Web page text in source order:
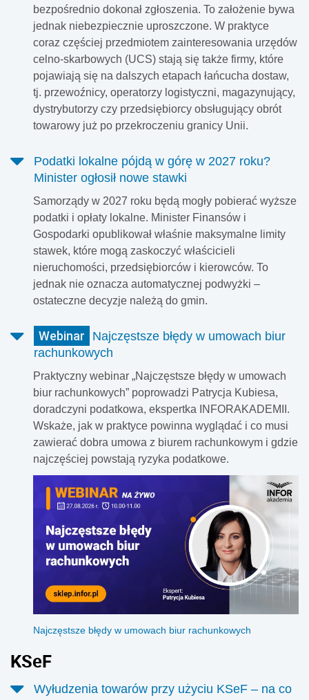
bezpośrednio dokonał zgłoszenia. To założenie bywa
jednak niebezpiecznie uproszczone. W praktyce
coraz częściej przedmiotem zainteresowania urzędów
celno-skarbowych (UCS) stają się także firmy, które
pojawiają się na dalszych etapach łańcucha dostaw,
tj. przewoźnicy, operatorzy logistyczni, magazynujący,
dystrybutorzy czy przedsiębiorcy obsługujący obrót
towarowy już po przekroczeniu granicy Unii.
Podatki lokalne pójdą w górę w 2027 roku?
Minister ogłosił nowe stawki
Samorządy w 2027 roku będą mogły pobierać wyższe
podatki i opłaty lokalne. Minister Finansów i
Gospodarki opublikował właśnie maksymalne limity
stawek, które mogą zaskoczyć właścicieli
nieruchomości, przedsiębiorców i kierowców. To
jednak nie oznacza automatycznej podwyżki –
ostateczne decyzje należą do gmin.
Webinar
Najczęstsze błędy w umowach biur
rachunkowych
Praktyczny webinar „Najczęstsze błędy w umowach
biur rachunkowych” poprowadzi Patrycja Kubiesa,
doradczyni podatkowa, ekspertka INFORAKADEMII.
Wskaże, jak w praktyce powinna wyglądać i co musi
zawierać dobra umowa z biurem rachunkowym i gdzie
najczęściej powstają ryzyka podatkowe.
Najczęstsze błędy w umowach biur rachunkowych
KSeF
Wyłudzenia towarów przy użyciu KSeF – na co